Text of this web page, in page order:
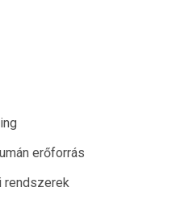
erőforrás
rendszerek